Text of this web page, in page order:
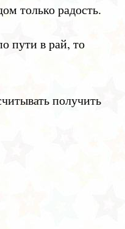
только радость.
пути в рай, то
получить